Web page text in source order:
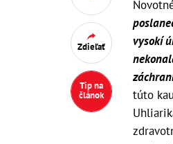
Zdieľať
Tip na
článok
vysokí
túto